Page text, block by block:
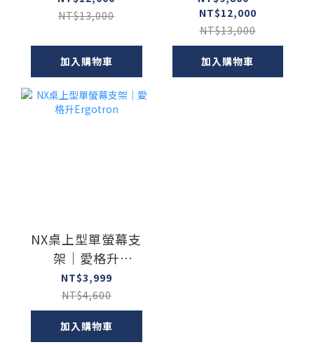
NT$13,000
加入購物車
NT$12,000
NT$13,000
加入購物車
NX桌上型單螢幕支
架｜愛格升
Ergotron
NT$3,999
NT$4,600
加入購物車